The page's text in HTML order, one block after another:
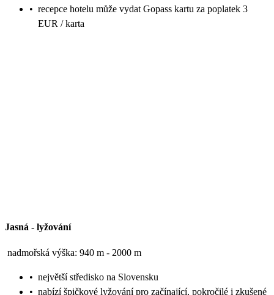
• recepce hotelu může vydat Gopass kartu za poplatek 3
EUR / karta
Jasná - lyžování
nadmořská výška: 940 m - 2000 m
• největší středisko na Slovensku
• nabízí špičkové lyžování pro začínající, pokročilé i zkušené